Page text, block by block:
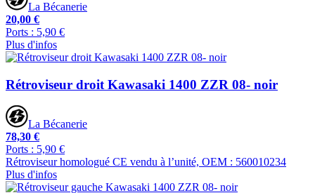
La Bécanerie
20,00 €
Ports : 5,90 €
Plus d'infos
Rétroviseur droit Kawasaki 1400 ZZR 08- noir
La Bécanerie
78,30 €
Ports : 5,90 €
Rétroviseur homologué CE vendu à l’unité, OEM : 560010234
Plus d'infos